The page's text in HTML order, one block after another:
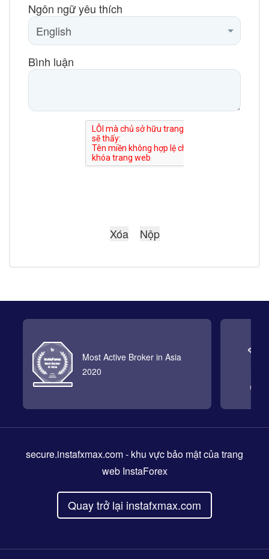
Ngôn ngữ yêu thích
Bình luận
Most Active Broker in Asia
2020
secure.instafxmax.com- khu vực bảo mật của trang
web InstaForex
Quay trở lại instafxmax.com